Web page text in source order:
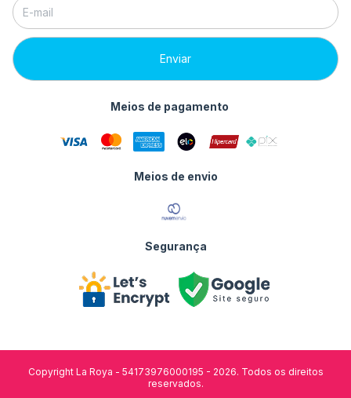
Meios de pagamento
Meios de envio
Segurança
Copyright La Roya - 54173976000195 - 2026. Todos os direitos
reservados.